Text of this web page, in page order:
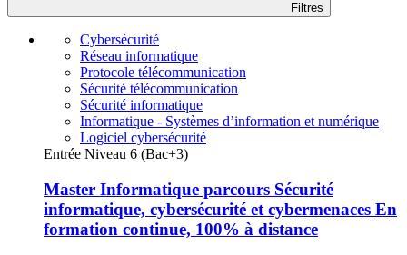
Filtres
Cybersécurité
Réseau informatique
Protocole télécommunication
Sécurité télécommunication
Sécurité informatique
Informatique - Systèmes d’information et numérique
Logiciel cybersécurité
Entrée Niveau 6 (Bac+3)
Master Informatique parcours Sécurité
informatique, cybersécurité et cybermenaces En
formation continue, 100% à distance